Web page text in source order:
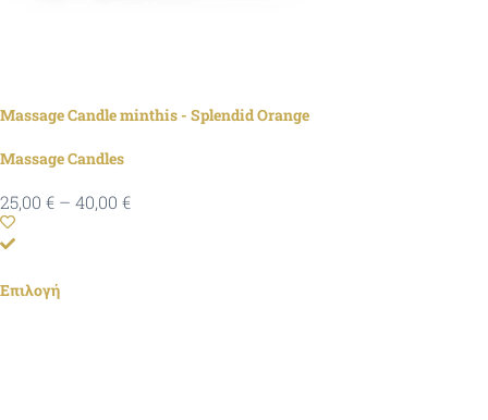
Massage Candle minthis - Splendid Orange
Massage Candles
25,00 € – 40,00 €
Επιλογή